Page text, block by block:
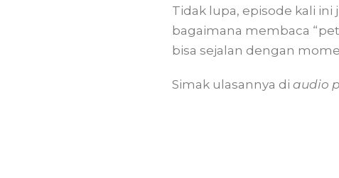
Tidak lupa, episode kali
bagaimana membaca
bisa sejalan dengan
Simak ulasannya di audio